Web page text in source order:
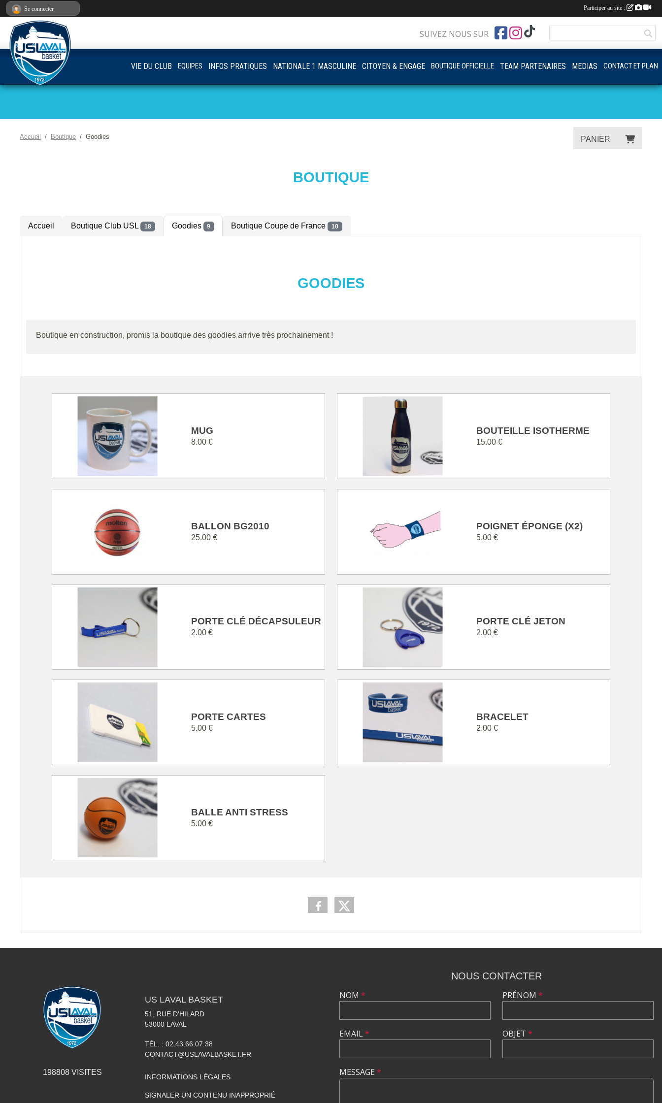
Accueil Boutique Goodies PANIER
BOUTIQUE
Accueil Boutique Club USL 18 Goodies 9 Boutique Coupe de France 10
GOODIES
Boutique en construction, promis la boutique des goodies arrrive très prochainement !
MUG
8.00 €
BOUTEILLE ISOTHERME
15.00 €
BALLON BG2010
25.00 €
POIGNET ÉPONGE (X2)
5.00 €
PORTE CLÉ DÉCAPSULEUR
2.00 €
PORTE CLÉ JETON
2.00 €
PORTE CARTES
5.00 €
BRACELET
2.00 €
BALLE ANTI STRESS
5.00 €
SUIVEZ NOUS SUR
VIE DU CLUB EQUIPES INFOS PRATIQUES NATIONALE 1 MASCULINE CITOYEN & ENGAGE BOUTIQUE OFFICIELLE TEAM PARTENAIRES MEDIAS CONTACT ET PLAN
198808 VISITES
US LAVAL BASKET
51, RUE D'HILARD
53000 LAVAL
TÉL. : 02.43.66.07.38
CONTACT@USLAVALBASKET.FR
INFORMATIONS LÉGALES
SIGNALER UN CONTENU INAPPROPRIÉ
NOUS CONTACTER
NOM *
EMAIL*
PRÉNOM *
OBJET *
MESSAGE *
Se connecter Participer au site :
Panneau de gestion des cookies